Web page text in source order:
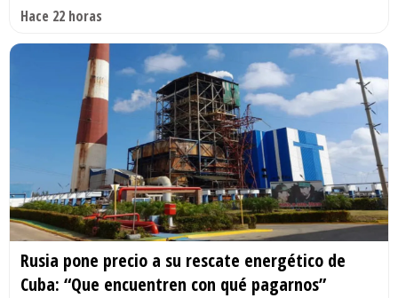
Hace 22 horas
Rusia pone precio a su rescate energético de
Cuba: “Que encuentren con qué pagarnos”